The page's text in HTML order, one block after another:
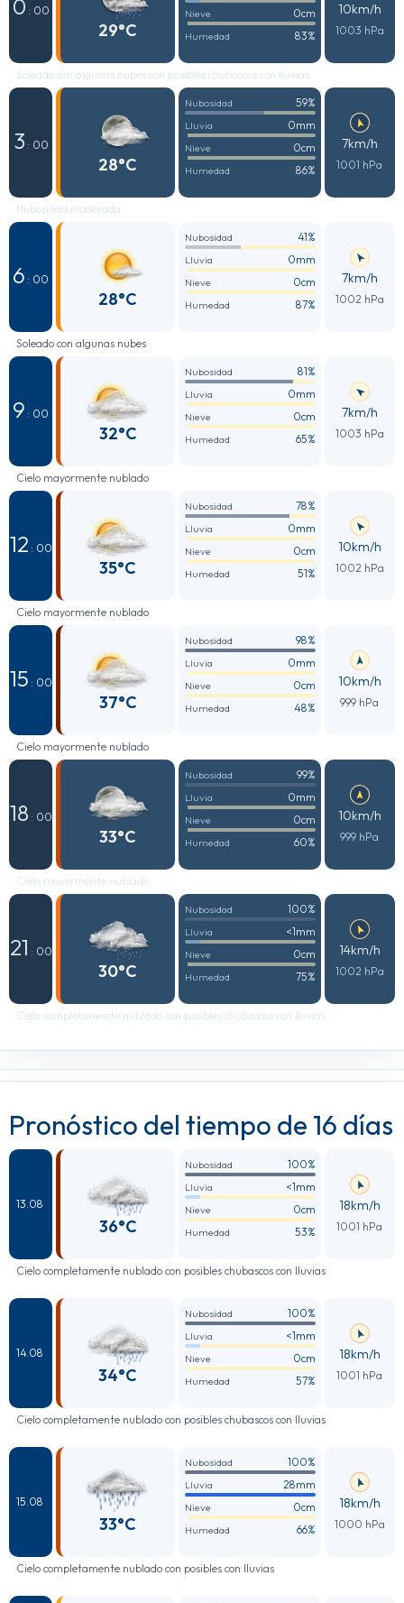
0 : 00
29°C
Nieve 0cm
Humedad 83%
10km/h
1003 hPa
Soleado con algunas nubes con posibles chubascos con lluvias
3 : 00
28°C
Nubosidad 59%
Lluvia 0mm
Nieve 0cm
Humedad 86%
7km/h
1001 hPa
Nubosidad moderada
6 : 00
28°C
Nubosidad 41%
Lluvia 0mm
Nieve 0cm
Humedad 87%
7km/h
1002 hPa
Soleado con algunas nubes
9 : 00
32°C
Nubosidad 81%
Lluvia 0mm
Nieve 0cm
Humedad 65%
7km/h
1003 hPa
Cielo mayormente nublado
12 : 00
35°C
Nubosidad 78%
Lluvia 0mm
Nieve 0cm
Humedad 51%
10km/h
1002 hPa
Cielo mayormente nublado
15 : 00
37°C
Nubosidad 98%
Lluvia 0mm
Nieve 0cm
Humedad 48%
10km/h
999 hPa
Cielo mayormente nublado
18 : 00
33°C
Nubosidad 99%
Lluvia 0mm
Nieve 0cm
Humedad 60%
10km/h
999 hPa
Cielo mayormente nublado
21 : 00
30°C
Nubosidad 100%
Lluvia <1mm
Nieve 0cm
Humedad 75%
14km/h
1002 hPa
Cielo completamente nublado con posibles chubascos con lluvias
Pronóstico del tiempo de 16 días
13.08
36°C
Nubosidad 100%
Lluvia <1mm
Nieve 0cm
Humedad 53%
18km/h
1001 hPa
Cielo completamente nublado con posibles chubascos con lluvias
14.08
34°C
Nubosidad 100%
Lluvia <1mm
Nieve 0cm
Humedad 57%
18km/h
1001 hPa
Cielo completamente nublado con posibles chubascos con lluvias
15.08
33°C
Nubosidad 100%
Lluvia 28mm
Nieve 0cm
Humedad 66%
18km/h
1000 hPa
Cielo completamente nublado con posibles con lluvias